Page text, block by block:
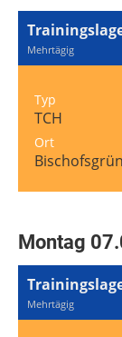
Mehrtägig
Typ
TCH
Ort
Bischofsgrün
Montag
Mehrtägig